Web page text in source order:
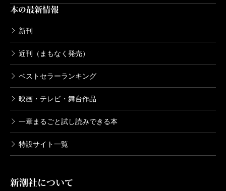
たらごめんなさいね）」と言いながら湯船に入ったと
いう。冬の京都時代劇撮影で冷えて帰った後など、宿
泊ホテルの個室風呂でもこれに倣うと江戸っ子の遊び
心で心まで温まってくる。
杉浦さんの江戸への愛情が、端から端まで溢れてい
る一冊。読んでいるこちらにも飛び火し、演技の上で
も江戸っ子になれる撮影日がさらに待ち遠しくなる。
本の最新情報
新刊
近刊（まもなく発売）
ベストセラーランキング
映画・テレビ・舞台作品
一章まるごと試し読みできる本
特設サイト一覧
新潮社について